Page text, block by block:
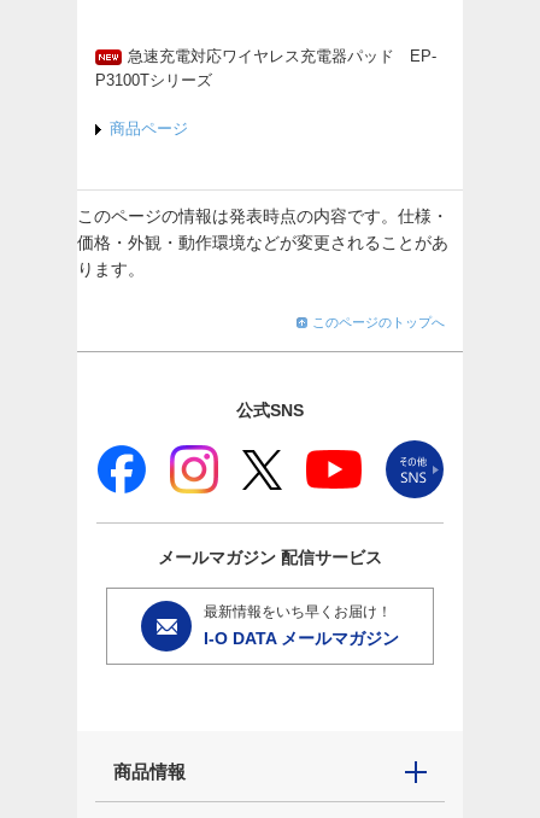
急速充電対応ワイヤレス充電器パッド EP-
P3100Tシリーズ
商品ページ
このページの情報は発表時点の内容です。仕様・
価格・外観・動作環境などが変更されることがあ
ります。
このページのトップへ
公式SNS
メールマガジン 配信サービス
最新情報をいち早くお届け！
I-O DATA メールマガジン
商品情報